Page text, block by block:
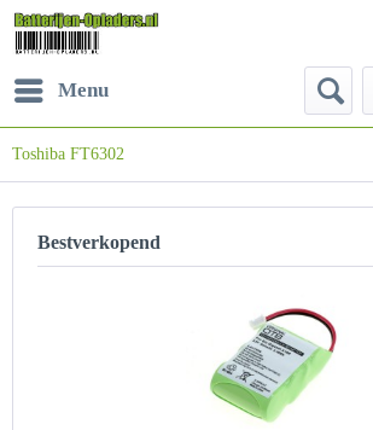
Menu
Toshiba FT6302
Bestverkopend